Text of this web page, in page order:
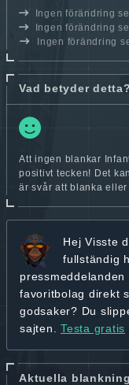
Ingen förändring
Ingen förändring
Ingen förändring
Vad betyder detta?
Att ingen blankar
positivt tecken! Det
är svår att blanka
Hej Visste
fullständig
pressmeddelanden
favoritbolag direkt
godsaker? Du
sajten. Testa gratis
Aktuella